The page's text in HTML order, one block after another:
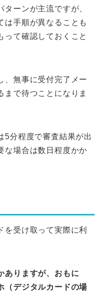
ーンが主流ですが、
は手順が異なることも
って確認しておくこと
、無事に受付完了メー
まで待つことになりま
5分程度で審査結果が出
な場合は数日程度かか
を受け取って実際に利
ありますが、おもに
（デジタルカードの場